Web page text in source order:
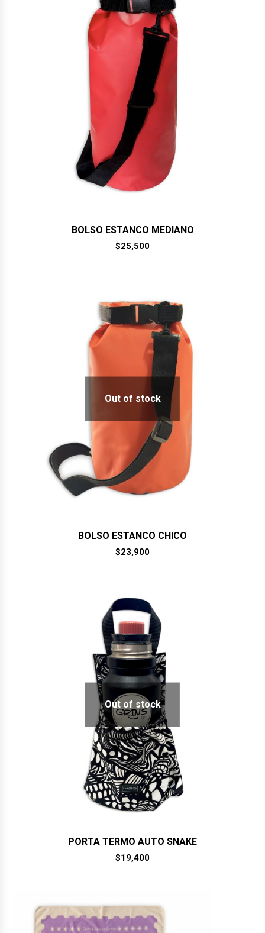
BOLSO ESTANCO MEDIANO
$25,500
Out of stock
BOLSO ESTANCO CHICO
$23,900
Out of stock
PORTA TERMO AUTO SNAKE
$19,400